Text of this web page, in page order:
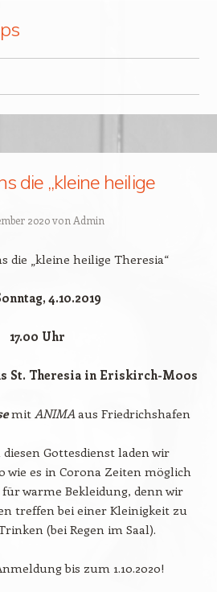
die „kleine heilige
2020von Admin
die „kleine heilige Theresia“
4.10.2019
17.00 Uhr
St. Theresia in Eriskirch-Moos
mit ANIMAaus Friedrichshafen
Gottesdienst laden wir
wie es in Corona Zeiten möglich
warme Bekleidung, denn wir
treffen bei einer Kleinigkeit zu
(bei Regen im Saal).
bis zum 1.10.2020!